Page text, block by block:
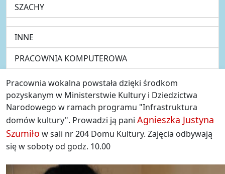
SZACHY
INNE
PRACOWNIA KOMPUTEROWA
Pracownia wokalna powstała dzięki środkom
pozyskanym w Ministerstwie Kultury i Dziedzictwa
Narodowego w ramach programu "Infrastruktura
domów kultury". Prowadzi ją pani Agnieszka Justyna
Szumiło w sali nr 204 Domu Kultury. Zajęcia odbywają
się w soboty od godz. 10.00